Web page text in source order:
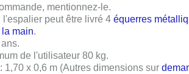
mentionnez-le.
l'espalier peut être livré 4 équerres
main.
.
de l'utilisateur 80 kg.
1,70 x 0,6 m (Autres dimensions sur